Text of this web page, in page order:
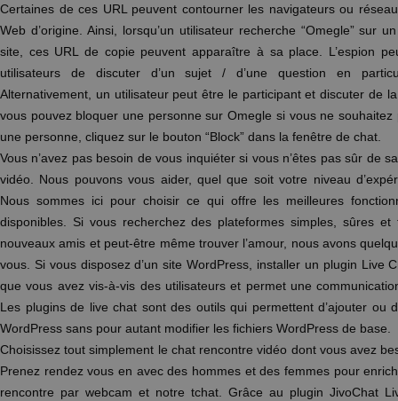
Certaines de ces URL peuvent contourner les navigateurs ou
Web d’origine. Ainsi, lorsqu’un utilisateur recherche “Omegle” sur
site, ces URL de copie peuvent apparaître à sa place. L’espion
utilisateurs de discuter d’un sujet / d’une question en
Alternativement, un utilisateur peut être le participant et discuter de
vous pouvez bloquer une personne sur Omegle si vous ne
une personne, cliquez sur le bouton “Block” dans la fenêtre de chat.
Vous n’avez pas besoin de vous inquiéter si vous n’êtes pas sûr de
vidéo. Nous pouvons vous aider, quel que soit votre niveau
Nous sommes ici pour choisir ce qui offre les meilleures
disponibles. Si vous recherchez des plateformes simples, sûres
nouveaux amis et peut-être même trouver l’amour, nous avons
vous. Si vous disposez d’un site WordPress, installer un plugin Live
que vous avez vis-à-vis des utilisateurs et permet une
Les plugins de live chat sont des outils qui permettent d’ajouter ou
WordPress sans pour autant modifier les fichiers WordPress de base.
Choisissez tout simplement le chat rencontre vidéo dont vous avez
Prenez rendez vous en avec des hommes et des femmes pour
rencontre par webcam et notre tchat. Grâce au plugin JivoChat